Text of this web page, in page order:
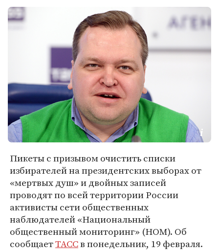
Пикеты с призывом очистить списки
избирателей на президентских выборах от
«мертвых душ» и двойных записей
проводят по всей территории Рoccии
активисты сети общественных
наблюдателей «Национальный
общественный мониторинг» (НОМ). Об
сообщаетТАССв понедельник, 19 февраля.